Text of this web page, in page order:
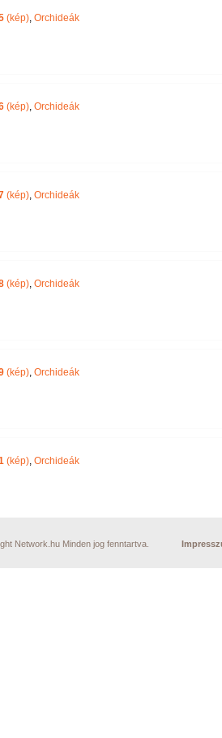
(kép), Orchideák
(kép), Orchideák
(kép), Orchideák
(kép), Orchideák
(kép), Orchideák
(kép), Orchideák
Network.hu Minden jog fenntartva.